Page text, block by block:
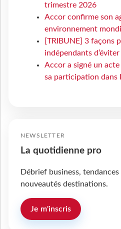
trimestre 2026
Accor confirme son
environnement
[TRIBUNE] 3 façons
indépendants
Accor a signé un
sa participation dans
NEWSLETTER
La quotidienne pro
Débrief business,
nouveautés destinations.
Je m'inscris